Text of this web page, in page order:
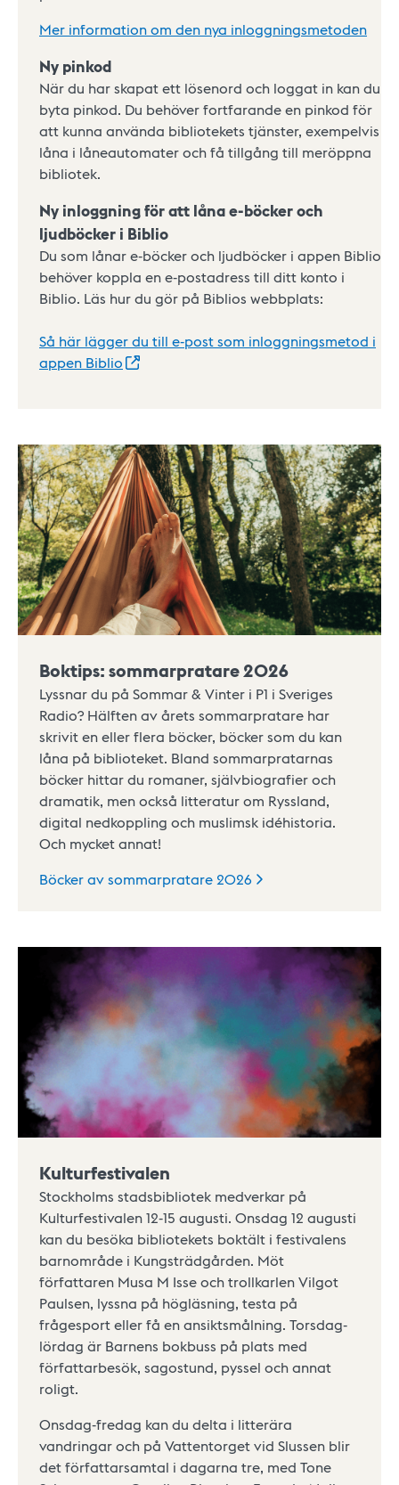
Mer information om den nya inloggningsmetoden
Ny pinkod
När du har skapat ett lösenord och loggat in kan du
byta pinkod. Du behöver fortfarande en pinkod för
att kunna använda bibliotekets tjänster, exempelvis
låna i låneautomater och få tillgång till meröppna
bibliotek.
Ny inloggning för att låna e-böcker och
ljudböcker i Biblio
Du som lånar e-böcker och ljudböcker i appen Biblio
behöver koppla en e-postadress till ditt konto i
Biblio. Läs hur du gör på Biblios webbplats:
Så här lägger du till e-post som inloggningsmetod i
appen Biblio
Boktips: sommarpratare 2026
Lyssnar du på Sommar & Vinter i P1 i Sveriges
Radio? Hälften av årets sommarpratare har
skrivit en eller flera böcker, böcker som du kan
låna på biblioteket. Bland sommarpratarnas
böcker hittar du romaner, självbiografier och
dramatik, men också litteratur om Ryssland,
digital nedkoppling och muslimsk idéhistoria.
Och mycket annat!
Böcker av sommarpratare 2026
Kulturfestivalen
Stockholms stadsbibliotek medverkar på
Kulturfestivalen 12-15 augusti. Onsdag 12 augusti
kan du besöka bibliotekets boktält i festivalens
barnområde i Kungsträdgården. Möt
författaren Musa M Isse och trollkarlen Vilgot
Paulsen, lyssna på högläsning, testa på
frågesport eller få en ansiktsmålning. Torsdag-
lördag är Barnens bokbuss på plats med
författarbesök, sagostund, pyssel och annat
roligt.
Onsdag-fredag kan du delta i litterära
vandringar och på Vattentorget vid Slussen blir
det författarsamtal i dagarna tre, med Tone